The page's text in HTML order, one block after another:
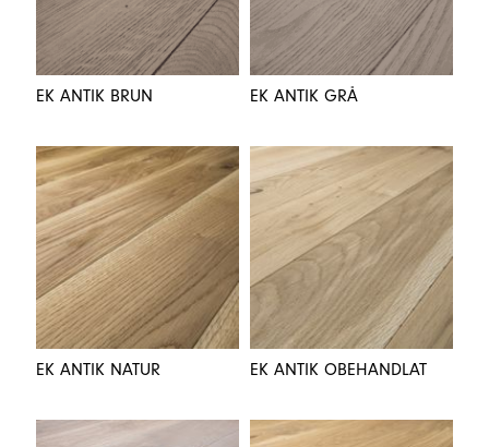
EK ANTIK BRUN EK ANTIK GRÅ
EK ANTIK NATUR EK ANTIK OBEHANDLAT